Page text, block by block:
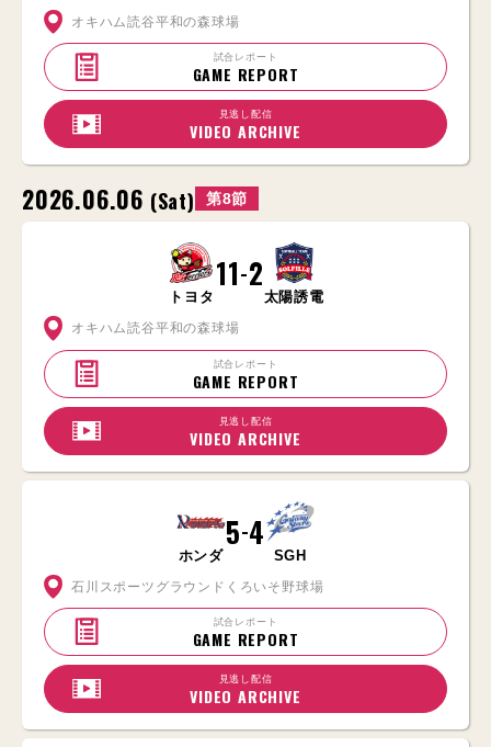
オキハム読谷平和の森球場
試合レポート
GAME REPORT
見逃し配信
VIDEO ARCHIVE
2026.06.06 (Sat) 第8節
トヨタ
11-2
太陽誘電
オキハム読谷平和の森球場
試合レポート
GAME REPORT
見逃し配信
VIDEO ARCHIVE
ホンダ
5-4
SGH
石川スポーツグラウンドくろいそ野球場
試合レポート
GAME REPORT
見逃し配信
VIDEO ARCHIVE